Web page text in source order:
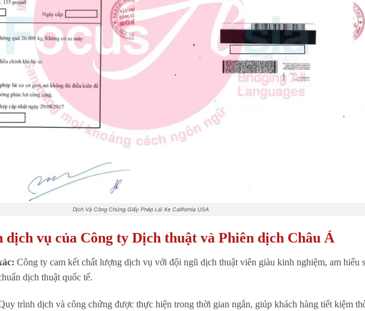
Dịch Và Công Chứng Giấy Phép Lái Xe California USA
vụ của Công ty Dịch thuật và Phiên dịch Châu Á
Công ty cam kết chất lượng dịch vụ với đội ngũ dịch thuật viên giàu kinh nghiệm, am hiểu
dịch thuật quốc tế.
trình dịch và công chứng được thực hiện trong thời gian ngắn, giúp khách hàng tiết kiệm